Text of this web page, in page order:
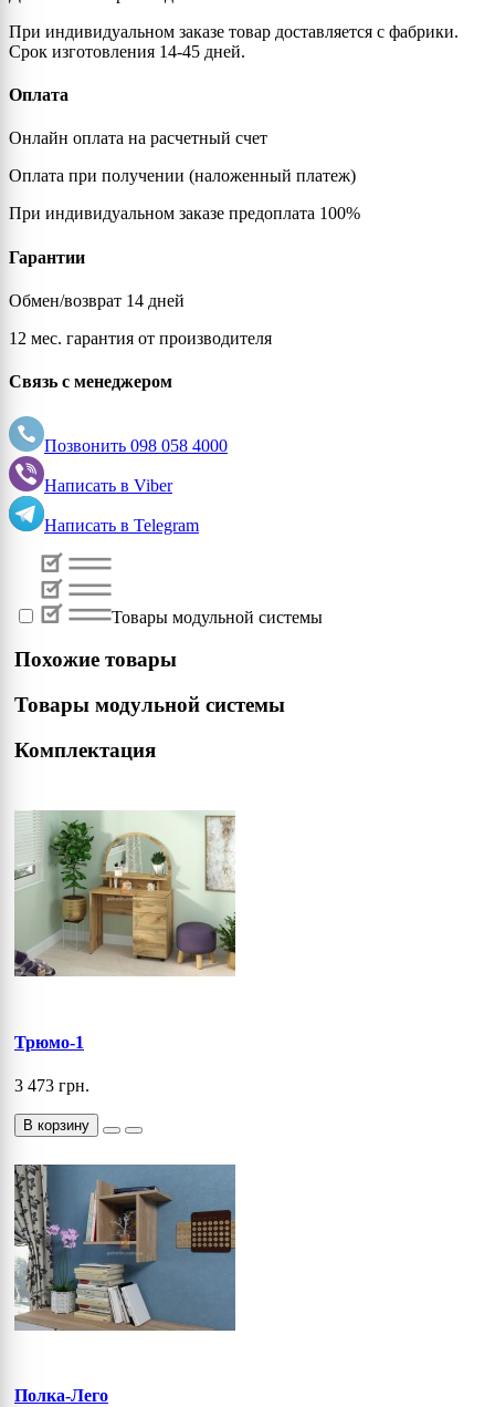
При индивидуальном заказе товар доставляется с фабрики.
Срок изготовления 14-45 дней.
Оплата
Онлайн оплата на расчетный счет
Оплата при получении (наложенный платеж)
При индивидуальном заказе предоплата 100%
Гарантии
Обмен/возврат 14 дней
12 мес. гарантия от производителя
Связь с менеджером
Позвонить 098 058 4000
Написать в Viber
Написать в Telegram
Товары модульной системы
Похожие товары
Товары модульной системы
Комплектация
Трюмо-1
3 473 грн.
В корзину
Полка-Лего